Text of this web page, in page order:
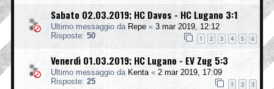
Sabato 02.03.2019; HC Davos - HC Lugano 3:1
Ultimo messaggio da Repe « 3 mar 2019, 12:12
Risposte: 50 1 2 3 4 5 6
Venerdì 01.03.2019; HC Lugano - EV Zug 5:3
Ultimo messaggio da Kenta« 2 mar 2019, 17:09
Risposte: 25 1 2 3